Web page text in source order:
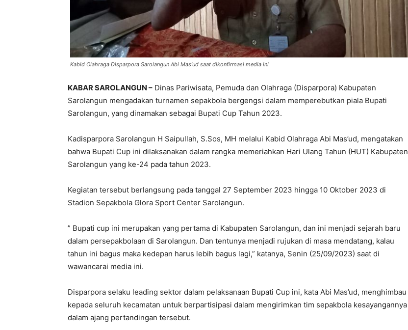
Kabid Olahraga Disparpora Sarolangun Abi Mas’ud saat dikonfirmasi media ini
KABAR SAROLANGUN – Dinas Pariwisata, Pemuda dan Olahraga (Disparpora) Kabupaten
Sarolangun mengadakan turnamen sepakbola bergengsi dalam memperebutkan piala Bupati
Sarolangun, yang dinamakan sebagai Bupati Cup Tahun 2023.
Kadisparpora Sarolangun H Saipullah, S.Sos, MH melalui Kabid Olahraga Abi Mas’ud, mengatakan
bahwa Bupati Cup ini dilaksanakan dalam rangka memeriahkan Hari Ulang Tahun (HUT) Kabupaten
Sarolangun yang ke-24 pada tahun 2023.
Kegiatan tersebut berlangsung pada tanggal 27 September 2023 hingga 10 Oktober 2023 di
Stadion Sepakbola Glora Sport Center Sarolangun.
” Bupati cup ini merupakan yang pertama di Kabupaten Sarolangun, dan ini menjadi sejarah baru
dalam persepakbolaan di Sarolangun. Dan tentunya menjadi rujukan di masa mendatang, kalau
tahun ini bagus maka kedepan harus lebih bagus lagi,” katanya, Senin (25/09/2023) saat di
wawancarai media ini.
Disparpora selaku leading sektor dalam pelaksanaan Bupati Cup ini, kata Abi Mas’ud, menghimbau
kepada seluruh kecamatan untuk berpartisipasi dalam mengirimkan tim sepakbola kesayangannya
dalam ajang pertandingan tersebut.